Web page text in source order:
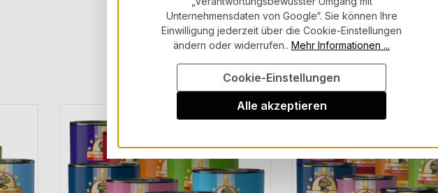
Unternehmensdaten von Google“. Sie können Ihre
Einwilligung jederzeit über die Cookie-Einstellungen
ändern oder widerrufen.. Mehr Informationen ...
Cookie-Einstellungen
Alle akzeptieren